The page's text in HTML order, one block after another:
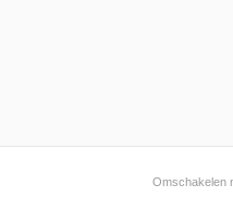
Omschakelen